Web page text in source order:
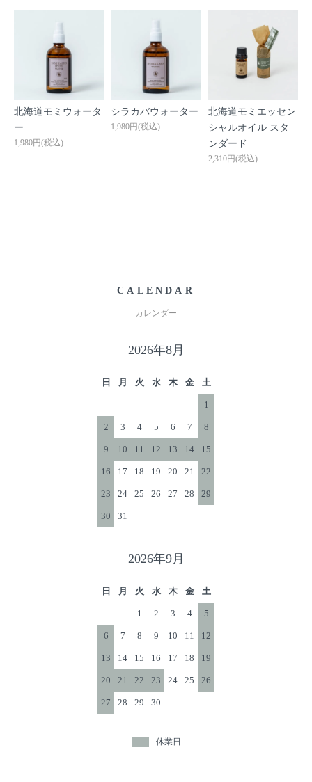
北海道モミウォータ
ー
1,980円(税込)
シラカバウォーター
1,980円(税込)
北海道モミエッセン
シャルオイル スタ
ンダード
2,310円(税込)
CALENDAR
カレンダー
2026年8月
日 月 火 水 木 金 土
1
2 3 4 5 6 7 8
9 10 11 12 13 14 15
16 17 18 19 20 21 22
23 24 25 26 27 28 29
30 31
2026年9月
日 月 火 水 木 金 土
1 2 3 4 5
6 7 8 9 10 11 12
13 14 15 16 17 18 19
20 21 22 23 24 25 26
27 28 29 30
休業日